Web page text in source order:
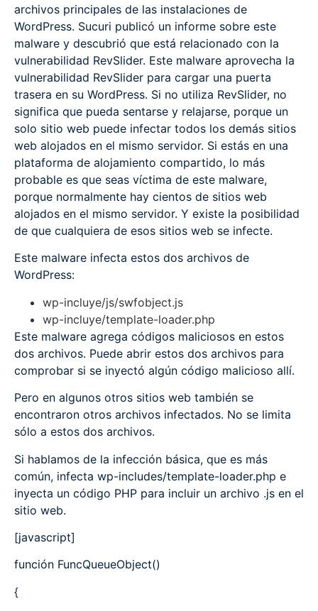
archivos principales de las instalaciones de
WordPress. Sucuri publicó un informe sobre este
malware y descubrió que está relacionado con la
vulnerabilidad RevSlider. Este malware aprovecha la
vulnerabilidad RevSlider para cargar una puerta
trasera en su WordPress. Si no utiliza RevSlider, no
significa que pueda sentarse y relajarse, porque un
solo sitio web puede infectar todos los demás sitios
web alojados en el mismo servidor. Si estás en una
plataforma de alojamiento compartido, lo más
probable es que seas víctima de este malware,
porque normalmente hay cientos de sitios web
alojados en el mismo servidor. Y existe la posibilidad
de que cualquiera de esos sitios web se infecte.
Este malware infecta estos dos archivos de
WordPress:
wp-incluye/js/swfobject.js
wp-incluye/template-loader.php
Este malware agrega códigos maliciosos en estos
dos archivos. Puede abrir estos dos archivos para
comprobar si se inyectó algún código malicioso allí.
Pero en algunos otros sitios web también se
encontraron otros archivos infectados. No se limita
sólo a estos dos archivos.
Si hablamos de la infección básica, que es más
común, infecta wp-includes/template-loader.php e
inyecta un código PHP para incluir un archivo .js en el
sitio web.
[javascript]
función FuncQueueObject()
{